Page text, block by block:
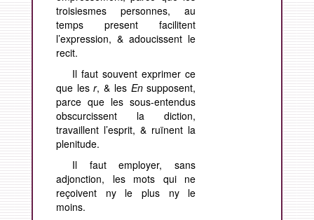
troisiesmes personnes, au
temps present facilitent
l’expression, & adoucissent le
recit.
Il faut souvent exprimer ce
que lesr, & les Ensupposent,
parce que les sous-entendus
obscurcissent la diction,
travaillent l’esprit, & ruïnent la
plenitude.
Il faut employer, sans
adjonction, les mots qui ne
reçoivent ny le plus ny le
moins.